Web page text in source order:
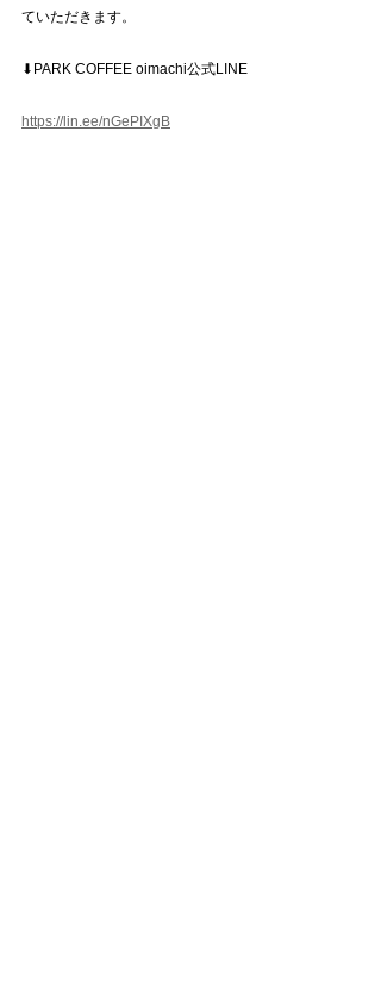
ていただきます。
⬇︎PARK COFFEE oimachi公式LINE
https://lin.ee/nGePIXgB